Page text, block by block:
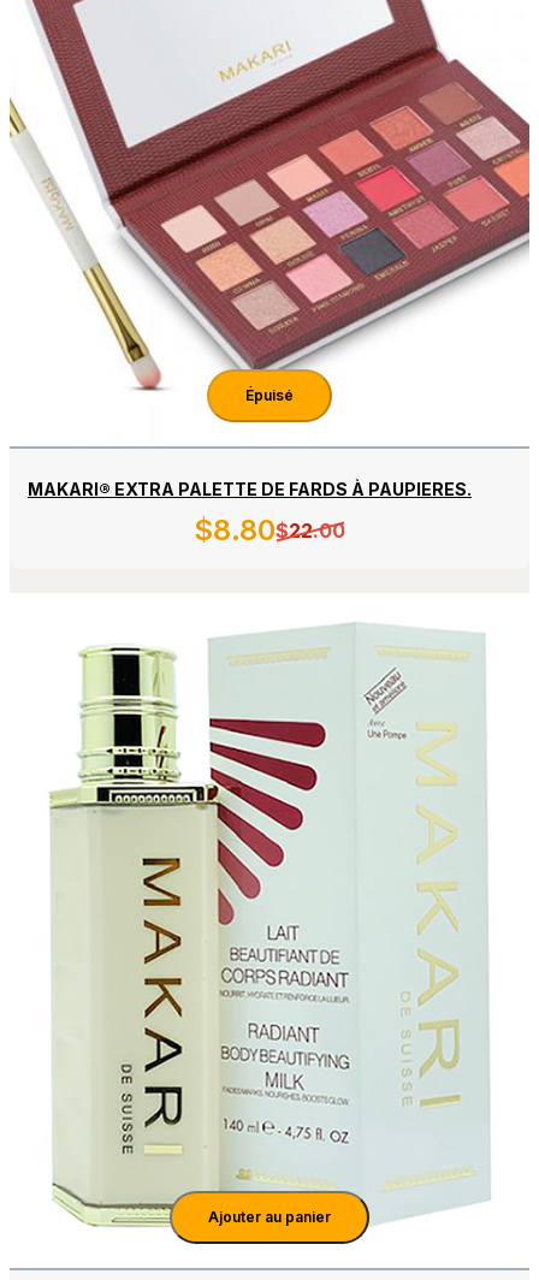
Épuisé
MAKARI® EXTRA PALETTE DE FARDS À PAUPIERES.
$8.80$22.00
Ajouter au panier